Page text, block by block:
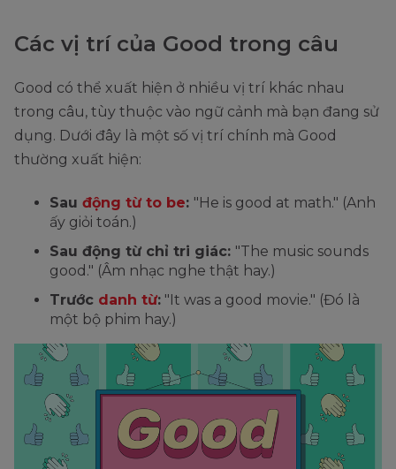
Các vị trí của Good trong câu
Good có thể xuất hiện ở nhiều vị trí khác nhau
trong câu, tùy thuộc vào ngữ cảnh mà bạn đang sử
dụng. Dưới đây là một số vị trí chính mà Good
thường xuất hiện:
Sau động từ to be: "He is good at math." (Anh
ấy giỏi toán.)
Sau động từ chỉ tri giác: "The music sounds
good." (Âm nhạc nghe thật hay.)
Trước danh từ: "It was a good movie." (Đó là
một bộ phim hay.)